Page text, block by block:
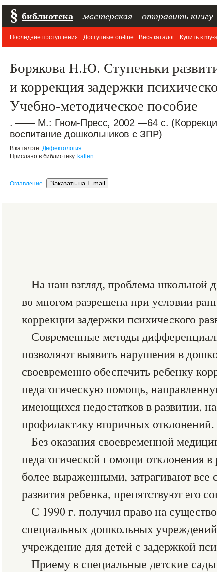
§ библиотека мастерская отправить книгу
Последние поступления Доступные on-line Весь каталог Купить в my-
Борякова Н.Ю. Ступеньки
и коррекция задержки
Учебно-методическое пособие
. —— М.: Гном-Пресс, 2002 —64 с.
воспитание дошкольников с ЗПР)
В каталоге: Дефектология
Прислано в библиотеку: katlen
Оглавление
На наш взгляд, проблема школьной
во многом разрешена при условии
коррекции задержки психического
Современные методы
позволяют выявить нарушения в
своевременно обеспечить ребенку
педагогическую помощь,
имеющихся недостатков в развитии,
профилактику вторичных отклонений.
Без оказания своевременной
педагогической помощи отклонения в
более выраженными, затрагивают все
развития ребенка, препятствуют его
С 1990 г. получил право на
специальных дошкольных
учреждение для детей с задержкой
Приему в специальные детские